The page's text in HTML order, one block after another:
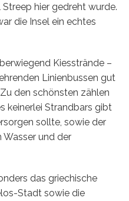
hier gedreht wurde.
die Insel ein echtes
Kiesstrände –
Linienbussen gut
den schönsten zählen
keinerlei Strandbars gibt
sollte, sowie der
Wasser und der
das griechische
Stadt sowie die